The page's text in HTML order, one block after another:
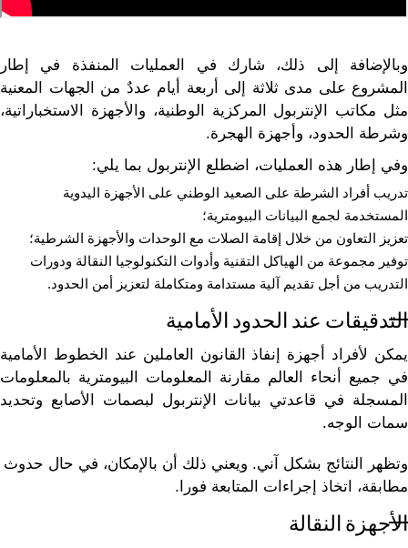
وبالإضافة إلى ذلك، شارك في العمليات المنفذة في إطار
المشروع على مدى ثلاثة إلى أربعة أيام عددٌ من الجهات المعنية
مثل مكاتب الإنتربول المركزية الوطنية، والأجهزة الاستخباراتية،
وشرطة الحدود، وأجهزة الهجرة.
وفي إطار هذه العمليات، اضطلع الإنتربول بما يلي:
تدريب أفراد الشرطة على الصعيد الوطني على الأجهزة اليدوية
المستخدمة لجمع البيانات البيومترية؛
تعزيز التعاون من خلال إقامة الصلات مع الوحدات والأجهزة الشرطية؛
توفير مجموعة من الهياكل التقنية وأدوات التكنولوجيا النقالة ودورات
التدريب من أجل تقديم آلية مستدامة ومتكاملة لتعزيز أمن الحدود.
التدقيقات عند الحدود الأمامية
يمكن لأفراد أجهزة إنفاذ القانون العاملين عند الخطوط الأمامية
في جميع أنحاء العالم مقارنة المعلومات البيومترية بالمعلومات
المسجلة في قاعدتي بيانات الإنتربول لبصمات الأصابع وتحديد
سمات الوجه.
وتظهر النتائج بشكل آني. ويعني ذلك أن بالإمكان، في حال حدوث
مطابقة، اتخاذ إجراءات المتابعة فورا.
الأجهزة النقالة